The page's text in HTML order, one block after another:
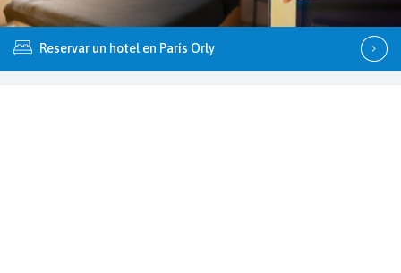
Reservar un hotel en París Orly